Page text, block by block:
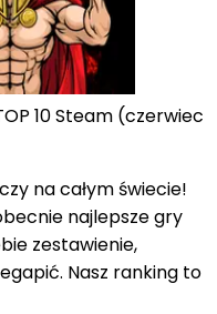
10 Steam (czerwiec
na całym świecie!
najlepsze gry
zestawienie,
Nasz ranking to